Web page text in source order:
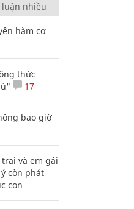
luận nhiều
hàm cơ
thức
17
bao giờ
và em gái
còn phát
con